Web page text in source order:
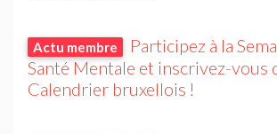
Actu membre
Participez à la
Santé Mentale et inscrivez-vous
Calendrier bruxellois !